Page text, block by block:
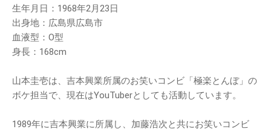
生年月日：1968年2月23日
出身地：広島県広島市
血液型：O型
身長：168cm
山本圭壱は、吉本興業所属のお笑いコンビ「極楽とんぼ」の
ボケ担当で、現在はYouTuberとしても活動しています。
1989年に吉本興業に所属し、加藤浩次と共にお笑いコンビ